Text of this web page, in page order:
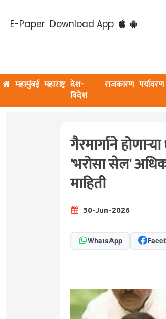
E-Paper Download App
महामुंबई महाराष्ट्र देश-
विदेश
राजकारण पर्यावरण
गैरमार्गाने
'भरोसा सेल'
माहिती
30-Jun-2026
WhatsApp